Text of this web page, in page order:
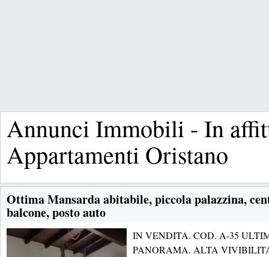
Annunci Immobili - In
Appartamenti Oristano
Ottima Mansarda abitabile, piccola palazzina,
balcone, posto auto
IN VENDITA. COD. A-35
PANORAMA. ALTA